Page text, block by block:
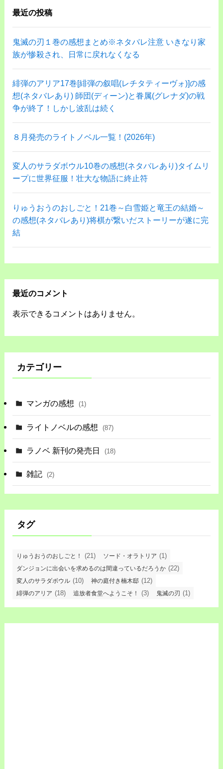
最近の投稿
鬼滅の刃１巻の感想まとめ※ネタバレ注意 いきなり家
族が惨殺され、日常に戻れなくなる
緋弾のアリア17巻[緋弾の叙唱(レチタティーヴォ)]の感
想(ネタバレあり) 師団(ディーン)と眷属(グレナダ)の戦
争が終了！しかし波乱は続く
８月発売のライトノベル一覧！(2026年)
変人のサラダボウル10巻の感想(ネタバレあり)タイムリ
ープに世界征服！壮大な物語に終止符
りゅうおうのおしごと！21巻～白雪姫と竜王の結婚～
の感想(ネタバレあり)将棋が繋いだストーリーが遂に完
結
最近のコメント
表示できるコメントはありません。
カテゴリー
マンガの感想 (1)
ライトノベルの感想 (87)
ラノベ 新刊の発売日 (18)
雑記 (2)
タグ
りゅうおうのおしごと！ (21) ソード・オラトリア (1)
ダンジョンに出会いを求めるのは間違っているだろうか (22)
変人のサラダボウル (10) 神の庭付き楠木邸 (12)
緋弾のアリア (18) 追放者食堂へようこそ！ (3) 鬼滅の刃 (1)